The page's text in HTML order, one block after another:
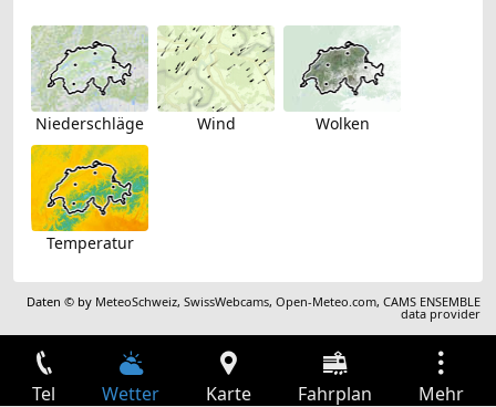
Niederschläge Wind Wolken
Temperatur
Daten © by MeteoSchweiz,SwissWebcams,Open-Meteo.com,CAMS ENSEMBLE
data provider
Tel Wetter Karte Fahrplan Mehr